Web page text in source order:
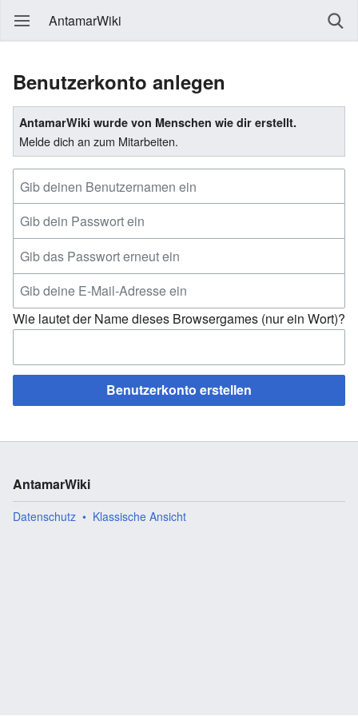
AntamarWiki
Benutzerkonto anlegen
AntamarWiki wurde von Menschen wie dir erstellt.
Melde dich an zum Mitarbeiten.
Wie lautet der Name dieses Browsergames (nur ein Wort)?
Benutzerkonto erstellen
AntamarWiki
Datenschutz Klassische Ansicht